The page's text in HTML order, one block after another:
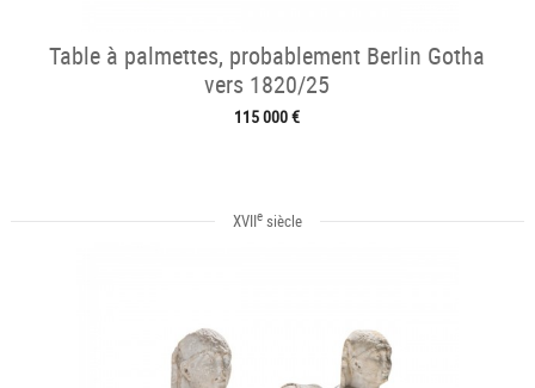
Table à palmettes, probablement Berlin Gotha
vers 1820/25
115 000 €
XVIIesiècle